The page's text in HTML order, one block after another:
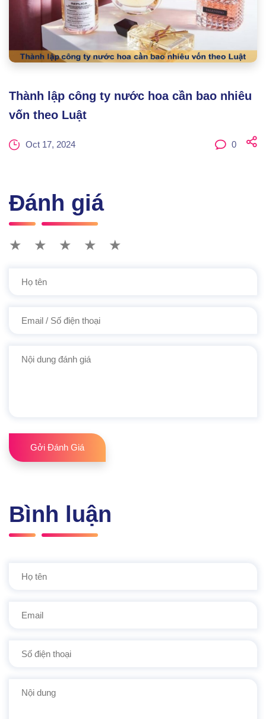
Thành lập công ty nước hoa cần bao nhiêu
vốn theo Luật
Oct 17, 2024 0
Đánh giá
★ ★ ★ ★ ★
Gởi Đánh Giá
Bình luận